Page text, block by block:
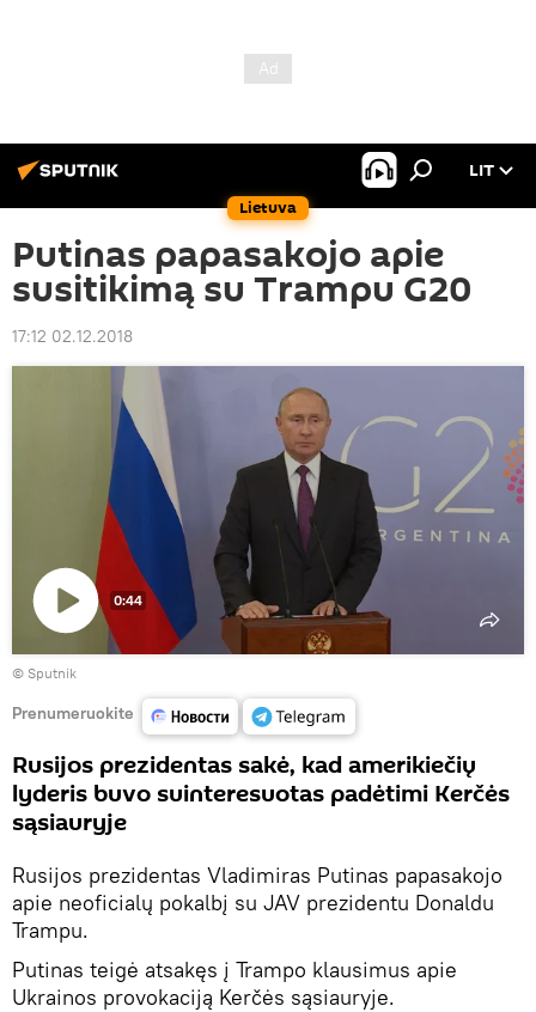
Lietuva
LIT
Putinas papasakojo apie
susitikimą su Trampu G20
17:12 02.12.2018
Paleisti
vaizdo
įrašą
0:44
© Sputnik
Prenumeruokite
Rusijos prezidentas sakė, kad amerikiečių
lyderis buvo suinteresuotas padėtimi Kerčės
sąsiauryje
Rusijos prezidentas Vladimiras Putinas papasakojo
apie neoficialų pokalbį su JAV prezidentu Donaldu
Trampu.
Putinas teigė atsakęs į Trampo klausimus apie
Ukrainos provokaciją Kerčės sąsiauryje.